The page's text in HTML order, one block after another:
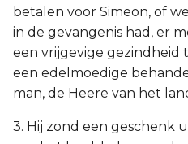
betalen voor Simeon, of
in de gevangenis had, er
een vrijgevige gezindheid
een edelmoedige
man, de Heere van het
3. Hij zond een geschenk